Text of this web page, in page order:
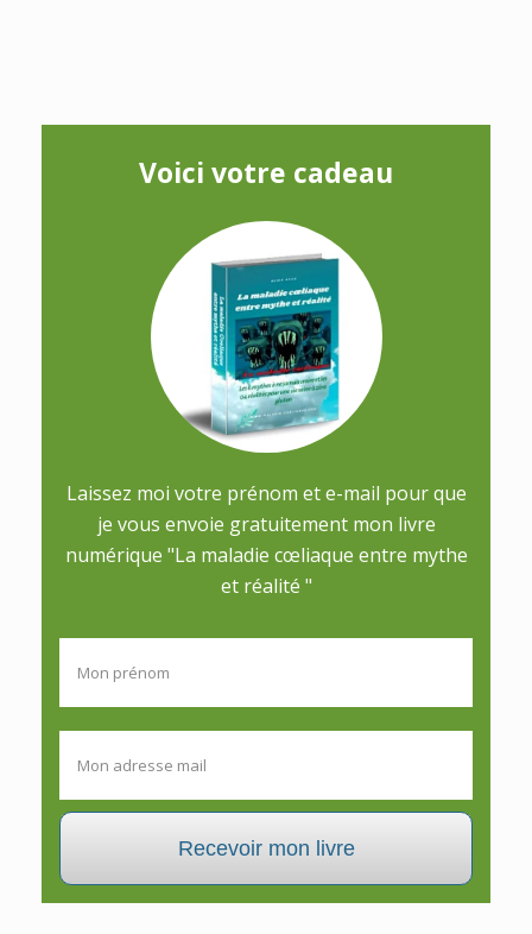
Voici votre cadeau
Laissez moi votre prénom et e-mail pour que
je vous envoie gratuitement mon livre
numérique "La maladie cœliaque entre mythe
et réalité "
Recevoir mon livre